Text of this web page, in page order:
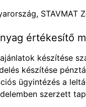
STAVMAT
értékesítő
készítése
készítése
ügyintézés a
szerzett